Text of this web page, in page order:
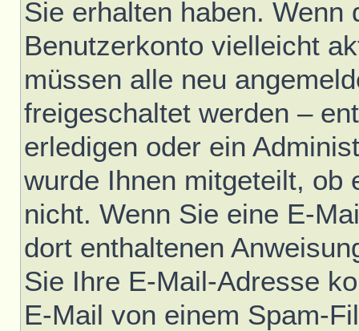
Sie erhalten haben.
Benutzerkonto vielleicht
müssen alle neu
freigeschaltet werden –
erledigen oder ein
wurde Ihnen mitgeteilt, ob
nicht. Wenn Sie eine E-
dort enthaltenen
Sie Ihre E-Mail-Adresse
E-Mail von einem Spam-